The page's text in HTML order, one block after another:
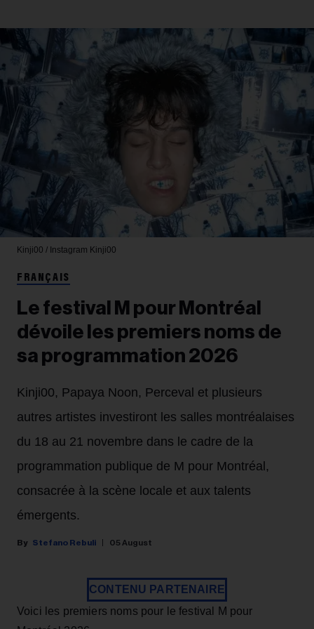
Kinji00 / Instagram Kinji00
FRANÇAIS
Le festival M pour Montréal
dévoile les premiers noms de
sa programmation 2026
Kinji00, Papaya Noon, Perceval et plusieurs
autres artistes investiront les salles montréalaises
du 18 au 21 novembre dans le cadre de la
programmation publique de M pour Montréal,
consacrée à la scène locale et aux talents
émergents.
Stefano Rebuli 05 August
CONTENU PARTENAIRE
Voici les premiers noms pour le festival M pour